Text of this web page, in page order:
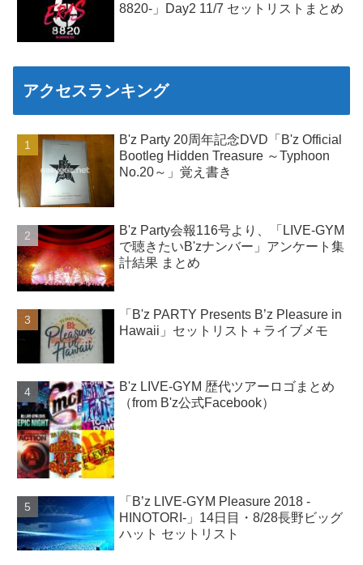
8820-」Day2 11/7 セットリストまとめ
アクセスランキング
B'z Party 20周年記念DVD「B'z Official
Bootleg Hidden Treasure ～Typhoon
No.20～」覚え書き
B'z Party会報116号より、「LIVE-GYM
で聴きたいB'zナンバー」アンケート集
計結果 まとめ
「B'z PARTY Presents B’z Pleasure in
Hawaii」セットリスト＋ライブメモ
B'z LIVE-GYM 歴代ツアーロゴまとめ
（from B'z公式Facebook）
「B’z LIVE-GYM Pleasure 2018 -
HINOTORI-」14日目・8/28長野ビッグ
ハット セットリスト